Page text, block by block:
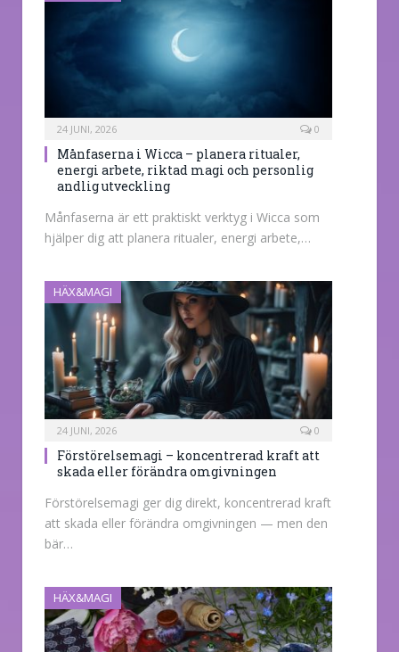
24 JUNI, 2026 0
Månfaserna i Wicca – planera ritualer,
energi arbete, riktad magi och personlig
andlig utveckling
Månfaserna är ett praktiskt verktyg i Wicca som
hjälper dig att planera ritualer, energi arbete,…
HÄX&MAGI
24 JUNI, 2026 0
Förstörelsemagi – koncentrerad kraft att
skada eller förändra omgivningen
Förstörelsemagi ger dig direkt, koncentrerad kraft
att skada eller förändra omgivningen — men den
bär…
HÄX&MAGI